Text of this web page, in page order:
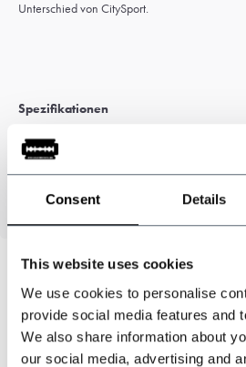
Consent Details
This website uses cookies
We use cookies to personalise
provide social media features and
We also share information about
our social media, advertising and
Unterschied von CitySport.
Spezifikationen
Farbe: Braun
Können wir helfen?
Kundendienst: